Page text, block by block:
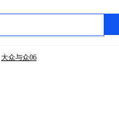
大众与众06